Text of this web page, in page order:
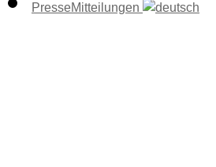
PresseMitteilungen